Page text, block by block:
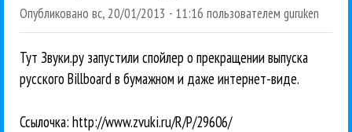
Опубликовано вс, 20/01/2013 - 11:16 пользователем guruken
Тут Звуки.ру запустили спойлер о прекращении выпуска
русского Billboard в бумажном и даже интернет-виде.
Ссылочка: http://www.zvuki.ru/R/P/29606/